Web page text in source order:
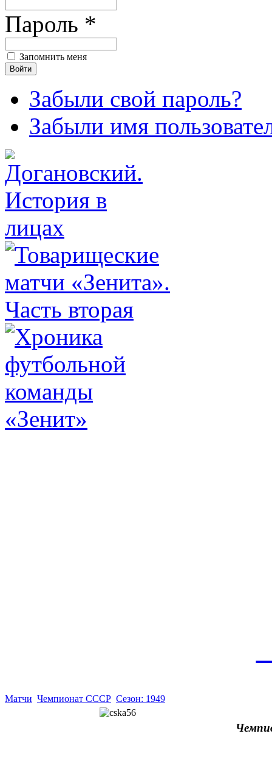
Пароль *
Запомнить меня
Забыли свой пароль?
Забыли имя
Матчи Чемпионат СССР Сезон: 1949